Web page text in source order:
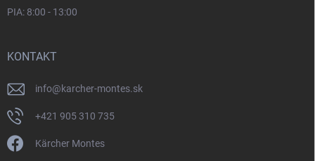
PIA: 8:00 - 13:00
KONTAKT
info@karcher-montes.sk
+421 905 310 735
Kärcher Montes